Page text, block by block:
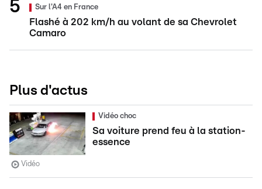
Sur l'A4 en France
Flashé à 202 km/h au volant de sa Chevrolet
Camaro
Plus d'actus
Vidéo choc
Sa voiture prend feu à la station-
essence
Vidéo